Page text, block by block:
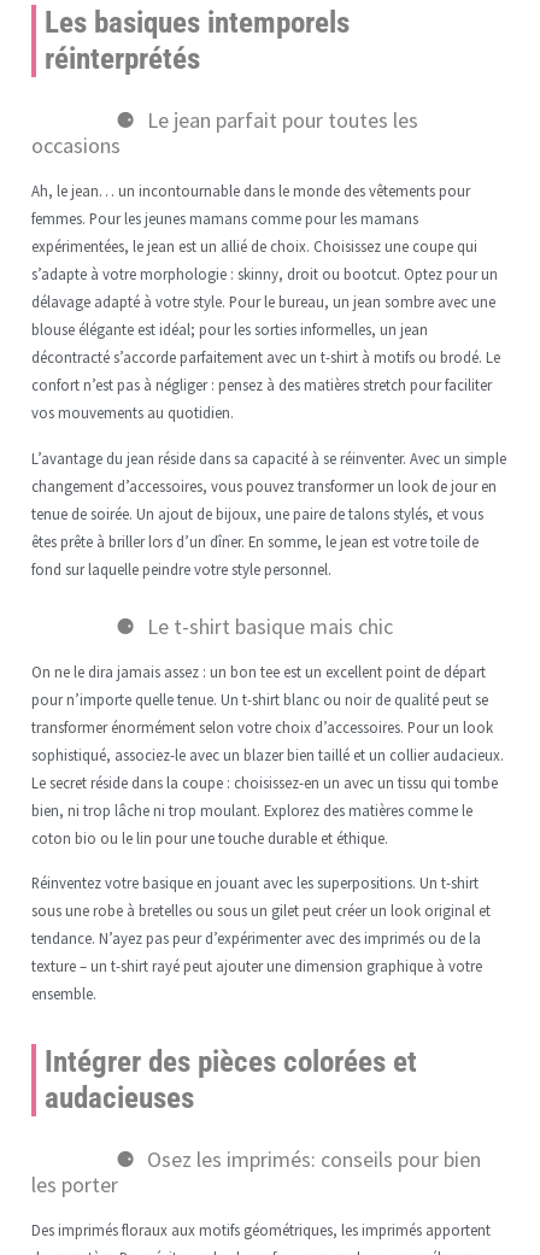
Les basiques intemporels
réinterprétés
Le jean parfait pour toutes les
occasions
Ah, le jean… un incontournable dans le monde des vêtements pour
femmes. Pour les jeunes mamans comme pour les mamans
expérimentées, le jean est un allié de choix. Choisissez une coupe qui
s’adapte à votre morphologie : skinny, droit ou bootcut. Optez pour un
délavage adapté à votre style. Pour le bureau, un jean sombre avec une
blouse élégante est idéal; pour les sorties informelles, un jean
décontracté s’accorde parfaitement avec un t-shirt à motifs ou brodé. Le
confort n’est pas à négliger : pensez à des matières stretch pour faciliter
vos mouvements au quotidien.
L’avantage du jean réside dans sa capacité à se réinventer. Avec un simple
changement d’accessoires, vous pouvez transformer un look de jour en
tenue de soirée. Un ajout de bijoux, une paire de talons stylés, et vous
êtes prête à briller lors d’un dîner. En somme, le jean est votre toile de
fond sur laquelle peindre votre style personnel.
Le t-shirt basique mais chic
On ne le dira jamais assez : un bon tee est un excellent point de départ
pour n’importe quelle tenue. Un t-shirt blanc ou noir de qualité peut se
transformer énormément selon votre choix d’accessoires. Pour un look
sophistiqué, associez-le avec un blazer bien taillé et un collier audacieux.
Le secret réside dans la coupe : choisissez-en un avec un tissu qui tombe
bien, ni trop lâche ni trop moulant. Explorez des matières comme le
coton bio ou le lin pour une touche durable et éthique.
Réinventez votre basique en jouant avec les superpositions. Un t-shirt
sous une robe à bretelles ou sous un gilet peut créer un look original et
tendance. N’ayez pas peur d’expérimenter avec des imprimés ou de la
texture – un t-shirt rayé peut ajouter une dimension graphique à votre
ensemble.
Intégrer des pièces colorées et
audacieuses
Osez les imprimés: conseils pour bien
les porter
Des imprimés floraux aux motifs géométriques, les imprimés apportent